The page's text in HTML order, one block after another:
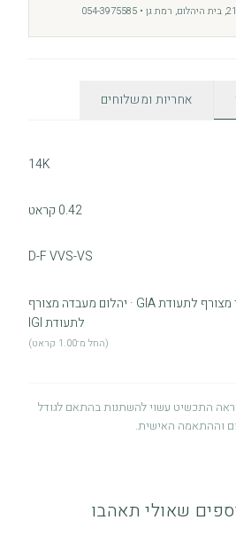
אחריות ומשלוחים
14K
0.42 קראט
D-F VVS-VS
יהלום טבעי מצורף לתעודת GIA · יהלום מעבדה מצורף
לתעודת IGI
(החל מ־1.00 קראט)
התכשיט עשוי להשתנות בהתאם לגודל
וההתאמה האישית.
שאולי תאהבו